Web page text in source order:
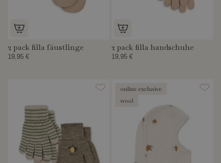
2 pack filla fäustlinge
19,95 €
2 pack filla handschuhe
19,95 €
online exclusive
wool